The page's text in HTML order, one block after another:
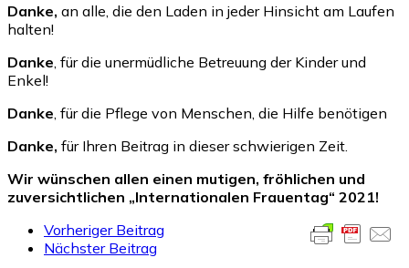
Danke, an alle, die den Laden in jeder Hinsicht am Laufen
halten!
Danke , für die unermüdliche Betreuung der Kinder und
Enkel!
Danke , für die Pflege von Menschen, die Hilfe benötigen
Danke, für Ihren Beitrag in dieser schwierigen Zeit.
Wir wünschen allen einen mutigen, fröhlichen und
zuversichtlichen „Internationalen Frauentag“ 2021!
Vorheriger Beitrag
Nächster Beitrag